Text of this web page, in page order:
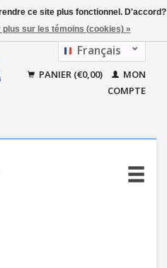
Français
Nederlands
PANIER (€0,00)
MON
COMPTE
ce site plus fonctionnel. D'accord?
plus sur les témoins (cookies) »